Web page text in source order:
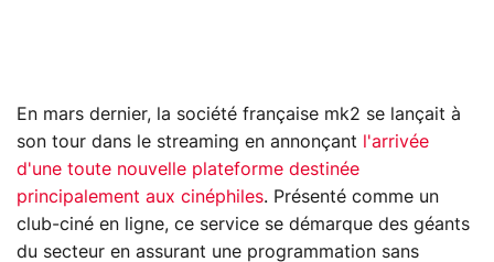
En mars dernier, la société française mk2 se lançait à
son tour dans le streaming en annonçant
l'arrivée
d'une toute nouvelle plateforme destinée
principalement aux cinéphiles. Présenté comme un
club-ciné en ligne, ce service se démarque des géants
du secteur en assurant une programmation sans